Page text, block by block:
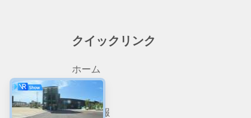
クイックリンク
ホーム
会社情報